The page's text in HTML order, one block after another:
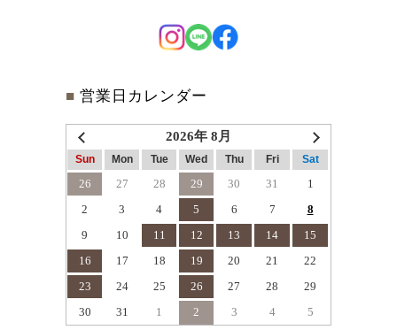
■ 営業日カレンダー
2026年 8月
Sun Mon Tue Wed Thu Fri Sat
26 27 28 29 30 31
1
2
3 4 5 6 7
8
9
10 11 12 13 14
15
16
17 18 19 20 21
22
23
24 25 26 27 28
29
30
31 1 2 3 4 5